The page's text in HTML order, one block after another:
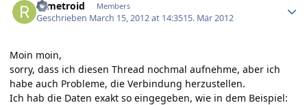
rifmetroid Members
Geschrieben March 15, 2012 at 14:3515. Mär 2012
Moin moin,
sorry, dass ich diesen Thread nochmal aufnehme, aber ich
habe auch Probleme, die Verbindung herzustellen.
Ich hab die Daten exakt so eingegeben, wie in dem Beispiel: